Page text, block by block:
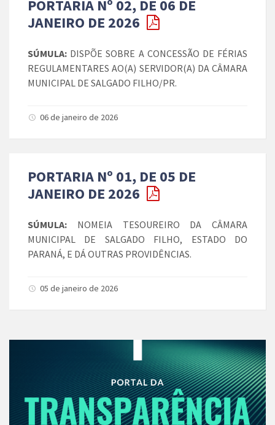
PORTARIA Nº 02, DE 06 DE
JANEIRO DE 2026
SÚMULA: DISPÕE SOBRE A CONCESSÃO DE FÉRIAS
REGULAMENTARES AO(A) SERVIDOR(A) DA CÂMARA
MUNICIPAL DE SALGADO FILHO/PR.
06 de janeiro de 2026
PORTARIA Nº 01, DE 05 DE
JANEIRO DE 2026
SÚMULA: NOMEIA TESOUREIRO DA CÂMARA
MUNICIPAL DE SALGADO FILHO, ESTADO DO
PARANÁ, E DÁ OUTRAS PROVIDÊNCIAS.
05 de janeiro de 2026